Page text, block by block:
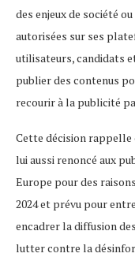
des enjeux de société
autorisées sur ses
utilisateurs, candidats
publier des contenus
recourir à la publicité
Cette décision rappelle
lui aussi renoncé aux
Europe pour des
2024 et prévu pour
encadrer la diffusion
lutter contre la